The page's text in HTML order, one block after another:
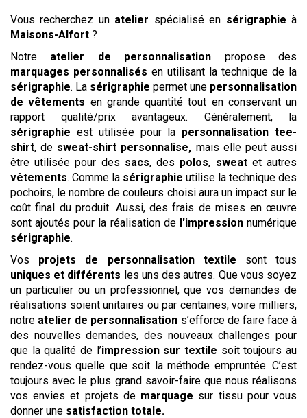
Vous recherchez un atelier spécialisé en sérigraphie à
Maisons-Alfort ?
Notre atelier de personnalisation propose des
marquages personnalisés en utilisant la technique de la
sérigraphie. La sérigraphie permet une personnalisation
de vêtements en grande quantité tout en conservant un
rapport qualité/prix avantageux. Généralement, la
sérigraphie est utilisée pour la personnalisation tee-
shirt, de sweat-shirt personnalise, mais elle peut aussi
être utilisée pour des sacs, des polos, sweatet autres
vêtements. Comme la sérigraphie utilise la technique des
pochoirs, le nombre de couleurs choisi aura un impact sur le
coût final du produit. Aussi, des frais de mises en œuvre
sont ajoutés pour la réalisation de l'impressionnumérique
sérigraphie.
Vos projets de personnalisation textile sont tous
uniques et différents les uns des autres. Que vous soyez
un particulier ou un professionnel, que vos demandes de
réalisations soient unitaires ou par centaines, voire milliers,
notre atelier de personnalisation s’efforce de faire face à
des nouvelles demandes, des nouveaux challenges pour
que la qualité de l’impression sur textile soit toujours au
rendez-vous quelle que soit la méthode empruntée. C’est
toujours avec le plus grand savoir-faire que nous réalisons
vos envies et projets de marquage sur tissu pour vous
donner une satisfaction totale.